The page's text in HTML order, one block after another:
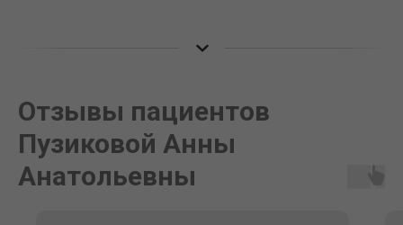
Отзывы пациентов
Пузиковой Анны
Анатольевны